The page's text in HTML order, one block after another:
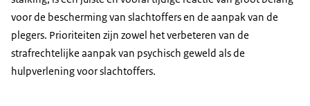
voor de bescherming van slachtoffers en de aanpak van de
plegers. Prioriteiten zijn zowel het verbeteren van de
strafrechtelijke aanpak van psychisch geweld als de
hulpverlening voor slachtoffers.